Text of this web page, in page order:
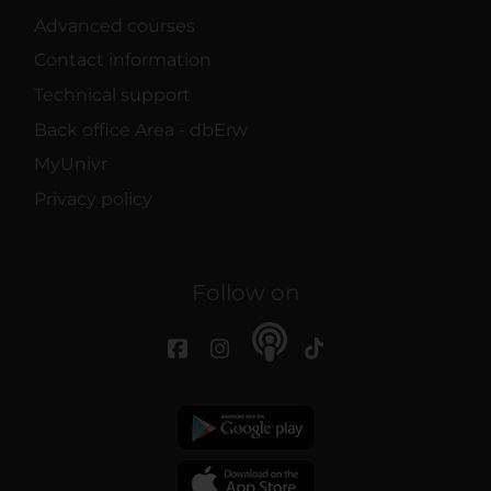
Advanced courses
Contact information
Technical support
Back office Area - dbErw
MyUnivr
Privacy policy
Follow on